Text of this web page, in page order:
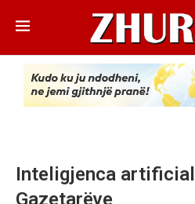
Inteligjenca
Gazetarëve